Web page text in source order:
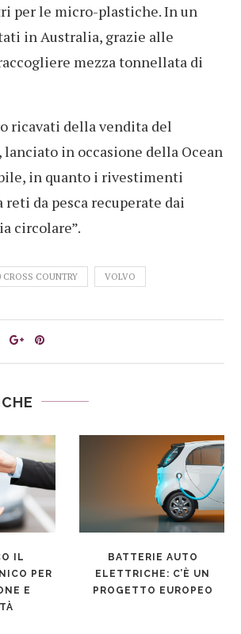
per le micro-plastiche. In un
in Australia, grazie alle
mezza tonnellata di
ricavati della vendita del
, lanciato in occasione della Ocean
in quanto i rivestimenti
da pesca recuperate dai
circolare”.
CROSS COUNTRY VOLVO
IL
PER
E
BATTERIE AUTO
ELETTRICHE: C’È UN
PROGETTO EUROPEO